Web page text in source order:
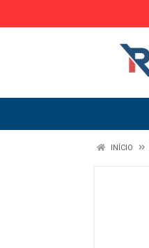
INÍCIO